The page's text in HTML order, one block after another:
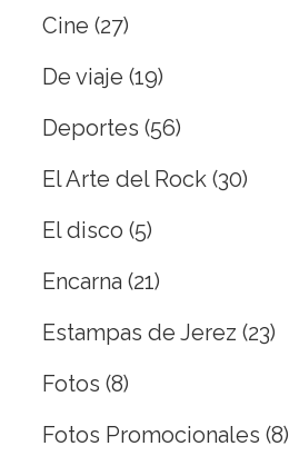
Cine (27)
De viaje (19)
Deportes (56)
El Arte del Rock (30)
El disco (5)
Encarna (21)
Estampas de Jerez (23)
Fotos (8)
Fotos Promocionales (8)